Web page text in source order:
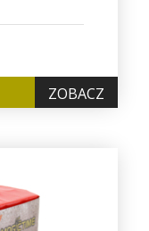
ZOBACZ